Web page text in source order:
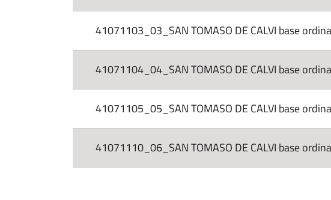
41071103_03_SAN TOMASO DE CALVI base
41071104_04_SAN TOMASO DE CALVI base
41071105_05_SAN TOMASO DE CALVI base
41071110_06_SAN TOMASO DE CALVI base